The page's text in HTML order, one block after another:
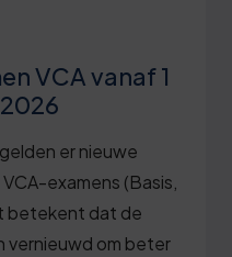
VCA vanaf 1
er nieuwe
examens (Basis,
betekent dat de
vernieuwd om beter